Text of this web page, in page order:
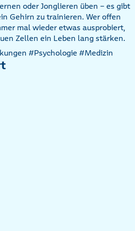
oder Jonglieren üben – es gibt
Gehirn zu trainieren. Wer offen
mal wieder etwas ausprobiert,
Zellen ein Leben lang stärken.
#Psychologie #Medizin